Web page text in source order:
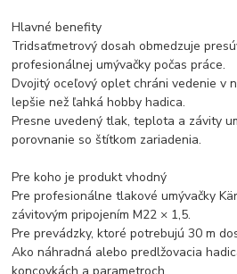
Hlavné benefity
Tridsaťmetrový dosah obmedzuje
profesionálnej umývačky počas práce.
Dvojitý oceľový oplet chráni vedenie v
lepšie než ľahká hobby hadica.
Presne uvedený tlak, teplota a závity
porovnanie so štítkom zariadenia.
Pre koho je produkt vhodný
Pre profesionálne tlakové umývačky
závitovým pripojením M22 × 1,5.
Pre prevádzky, ktoré potrebujú 30 m
Ako náhradná alebo predlžovacia